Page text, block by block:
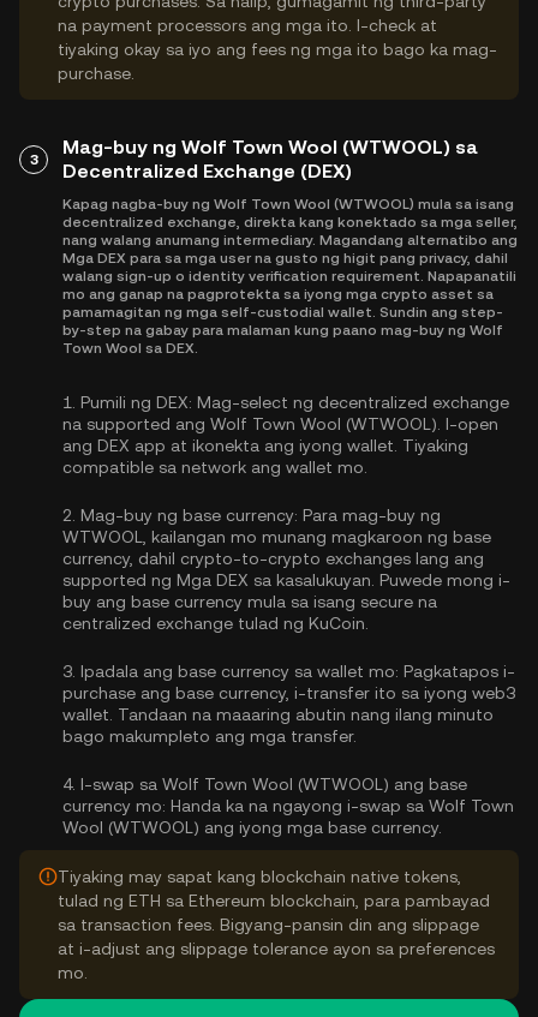
na payment processors ang mga ito. I-check at
tiyaking okay sa iyo ang fees ng mga ito bago ka mag-
purchase.
3
Mag-buy ng Wolf Town Wool (WTWOOL) sa
Decentralized Exchange (DEX)
Kapag nagba-buy ng Wolf Town Wool (WTWOOL) mula sa isang
decentralized exchange, direkta kang konektado sa mga seller,
nang walang anumang intermediary. Magandang alternatibo ang
Mga DEX para sa mga user na gusto ng higit pang privacy, dahil
walang sign-up o identity verification requirement. Napapanatili
mo ang ganap na pagprotekta sa iyong mga crypto asset sa
pamamagitan ng mga self-custodial wallet. Sundin ang step-
by-step na gabay para malaman kung paano mag-buy ng Wolf
Town Wool sa DEX.
1. Pumili ng DEX: Mag-select ng decentralized exchange
na supported ang Wolf Town Wool (WTWOOL). I-open
ang DEX app at ikonekta ang iyong wallet. Tiyaking
compatible sa network ang wallet mo.
2. Mag-buy ng base currency: Para mag-buy ng
WTWOOL, kailangan mo munang magkaroon ng base
currency, dahil crypto-to-crypto exchanges lang ang
supported ng Mga DEX sa kasalukuyan. Puwede mong i-
buy ang base currency mula sa isang secure na
centralized exchange tulad ng KuCoin.
3. Ipadala ang base currency sa wallet mo: Pagkatapos i-
purchase ang base currency, i-transfer ito sa iyong web3
wallet. Tandaan na maaaring abutin nang ilang minuto
bago makumpleto ang mga transfer.
4. I-swap sa Wolf Town Wool (WTWOOL) ang base
currency mo: Handa ka na ngayong i-swap sa Wolf Town
Wool (WTWOOL) ang iyong mga base currency.
Tiyaking may sapat kang blockchain native tokens,
tulad ng ETH sa Ethereum blockchain, para pambayad
sa transaction fees. Bigyang-pansin din ang slippage
at i-adjust ang slippage tolerance ayon sa preferences
mo.